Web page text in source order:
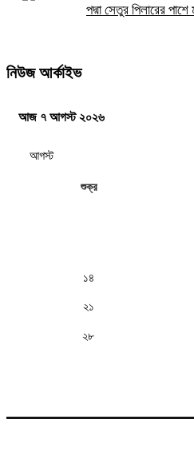
পদ্মা সেতুর পিলারের
নিউজ আর্কাইভ
আজ ৭ আগস্ট ২০২৬
শুক্র
১৪
২১
২৮